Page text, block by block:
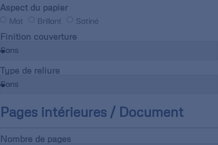
Aspect du papier
Mat Brillant Satiné
Finition couverture
Type de reliure
Pages intérieures / Document
Nombre de pages